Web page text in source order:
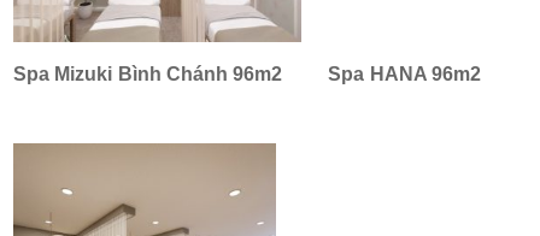
Spa Mizuki Bình Chánh 96m2 Spa HANA 96m2